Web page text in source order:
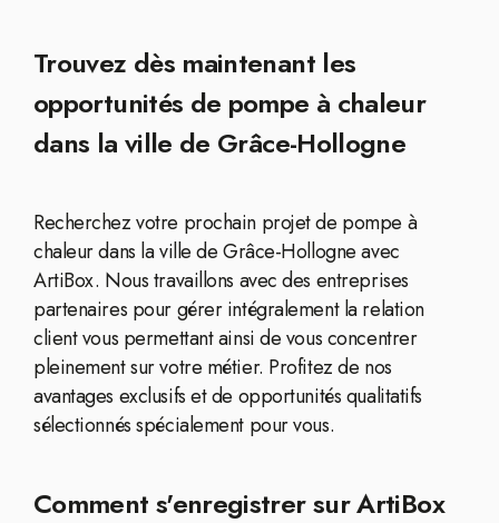
Trouvez dès maintenant les
opportunités de pompe à chaleur
dans la ville de Grâce-Hollogne
Recherchez votre prochain projet de pompe à
chaleur dans la ville de Grâce-Hollogne avec
ArtiBox. Nous travaillons avec des entreprises
partenaires pour gérer intégralement la relation
client vous permettant ainsi de vous concentrer
pleinement sur votre métier. Profitez de nos
avantages exclusifs et de opportunités qualitatifs
sélectionnés spécialement pour vous.
Comment s'enregistrer sur ArtiBox